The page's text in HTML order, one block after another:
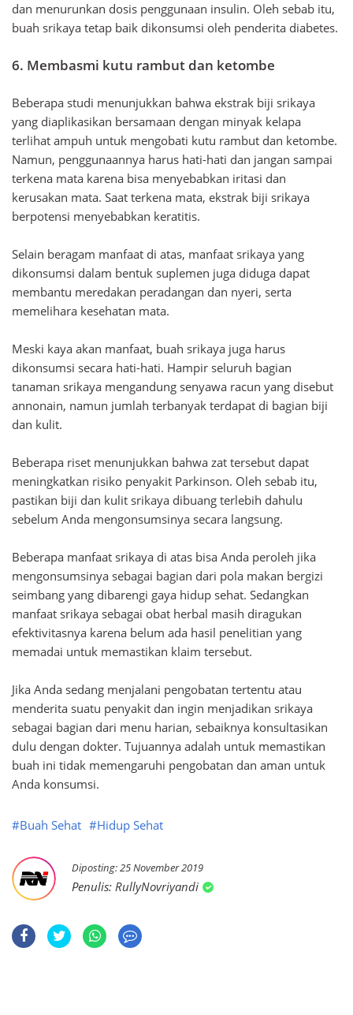
dan menurunkan dosis penggunaan insulin. Oleh sebab itu,
buah srikaya tetap baik dikonsumsi oleh penderita diabetes.
6. Membasmi kutu rambut dan ketombe
Beberapa studi menunjukkan bahwa ekstrak biji srikaya
yang diaplikasikan bersamaan dengan minyak kelapa
terlihat ampuh untuk mengobati kutu rambut dan ketombe.
Namun, penggunaannya harus hati-hati dan jangan sampai
terkena mata karena bisa menyebabkan iritasi dan
kerusakan mata. Saat terkena mata, ekstrak biji srikaya
berpotensi menyebabkan keratitis.
Selain beragam manfaat di atas, manfaat srikaya yang
dikonsumsi dalam bentuk suplemen juga diduga dapat
membantu meredakan peradangan dan nyeri, serta
memelihara kesehatan mata.
Meski kaya akan manfaat, buah srikaya juga harus
dikonsumsi secara hati-hati. Hampir seluruh bagian
tanaman srikaya mengandung senyawa racun yang disebut
annonain, namun jumlah terbanyak terdapat di bagian biji
dan kulit.
Beberapa riset menunjukkan bahwa zat tersebut dapat
meningkatkan risiko penyakit Parkinson. Oleh sebab itu,
pastikan biji dan kulit srikaya dibuang terlebih dahulu
sebelum Anda mengonsumsinya secara langsung.
Beberapa manfaat srikaya di atas bisa Anda peroleh jika
mengonsumsinya sebagai bagian dari pola makan bergizi
seimbang yang dibarengi gaya hidup sehat. Sedangkan
manfaat srikaya sebagai obat herbal masih diragukan
efektivitasnya karena belum ada hasil penelitian yang
memadai untuk memastikan klaim tersebut.
Jika Anda sedang menjalani pengobatan tertentu atau
menderita suatu penyakit dan ingin menjadikan srikaya
sebagai bagian dari menu harian, sebaiknya konsultasikan
dulu dengan dokter. Tujuannya adalah untuk memastikan
buah ini tidak memengaruhi pengobatan dan aman untuk
Anda konsumsi.
#Buah Sehat #Hidup Sehat
25 November 2019
RullyNovriyandi